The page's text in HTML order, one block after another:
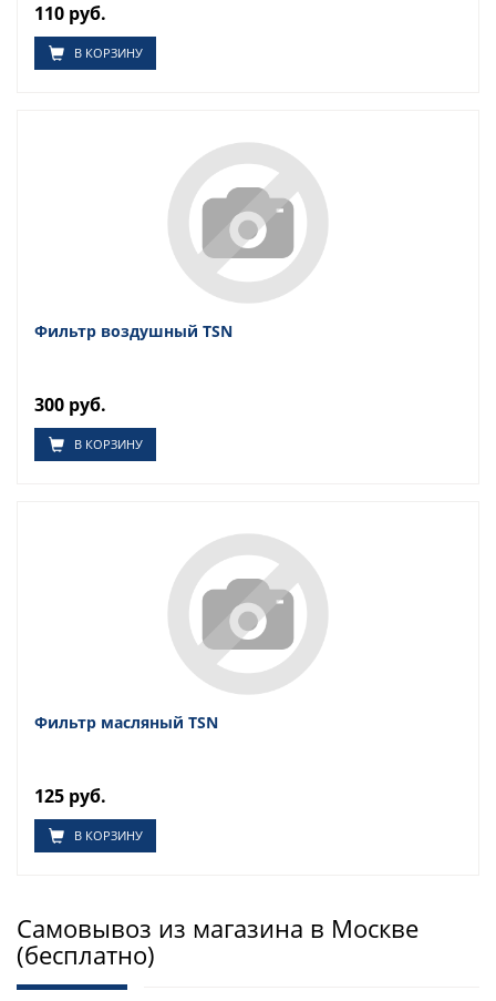
110 руб.
В КОРЗИНУ
Фильтр воздушный TSN
300 руб.
В КОРЗИНУ
Фильтр масляный TSN
125 руб.
В КОРЗИНУ
Самовывоз из магазина в Москве
(бесплатно)